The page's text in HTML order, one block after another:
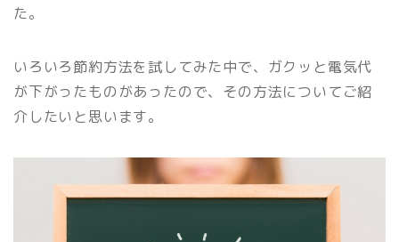
た。
いろいろ節約方法を試してみた中で、ガクッと電気代
が下がったものがあったので、その方法についてご紹
介したいと思います。